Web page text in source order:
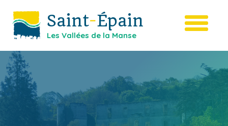
Saint-Épain
Les Vallées de la Manse